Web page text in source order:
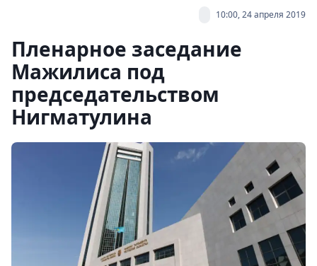
10:00, 24 апреля 2019
Пленарное заседание
Мажилиса под
председательством
Нигматулина